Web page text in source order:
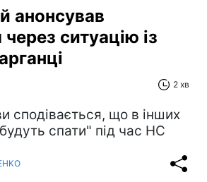
анонсував
через ситуацію із
2 хв
сподівається, що в інших
спати" під час НС